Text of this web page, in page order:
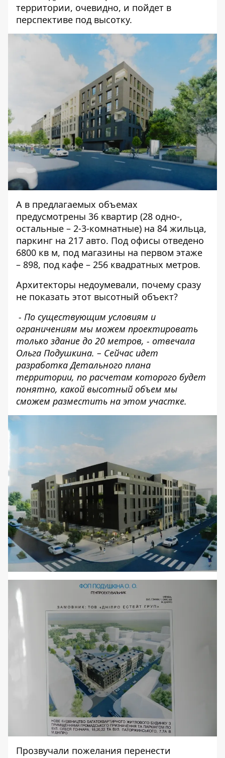
территории, очевидно, и пойдет в
перспективе под высотку.
А в предлагаемых объемах
предусмотрены 36 квартир (28 одно-,
остальные – 2-3-комнатные) на 84 жильца,
паркинг на 217 авто. Под офисы отведено
6800 кв м, под магазины на первом этаже
– 898, под кафе – 256 квадратных метров.
Архитекторы недоумевали, почему сразу
не показать этот высотный объект?
- По существующим условиям и
ограничениям мы можем проектировать
только здание до 20 метров, - отвечала
Ольга Подушкина. – Сейчас идет
разработка Детального плана
территории, по расчетам которого будет
понятно, какой высотный объем мы
сможем разместить на этом участке.
Прозвучали пожелания перенести